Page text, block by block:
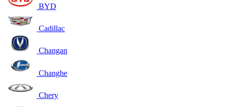
BYD
Cadillac
Changan
Changhe
Chery